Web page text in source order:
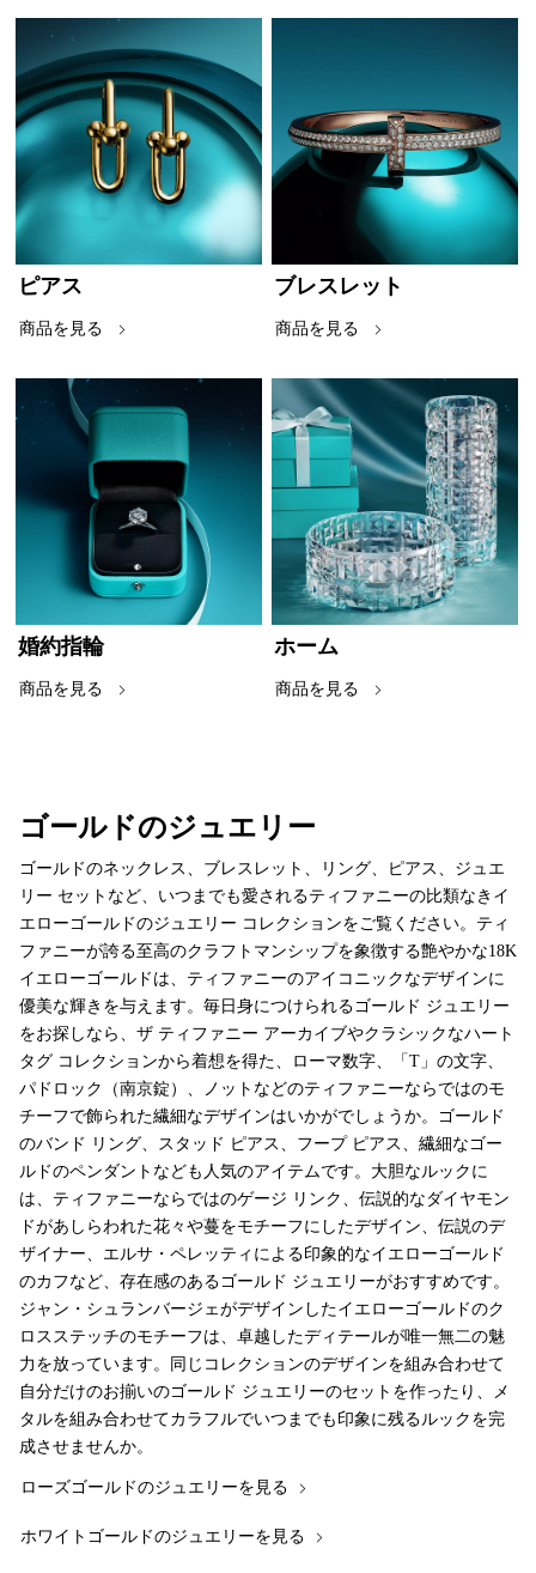
ピアス
商品を見る
ブレスレット
商品を見る
婚約指輪
商品を見る
ホーム
商品を見る
ゴールドのジュエリー
ゴールドのネックレス、ブレスレット、リング、ピアス、ジュエ
リー セットなど、いつまでも愛されるティファニーの比類なきイ
エローゴールドのジュエリー コレクションをご覧ください。ティ
ファニーが誇る至高のクラフトマンシップを象徴する艶やかな18K
イエローゴールドは、ティファニーのアイコニックなデザインに
優美な輝きを与えます。毎日身につけられるゴールド ジュエリー
をお探しなら、ザ ティファニー アーカイブやクラシックなハート
タグ コレクションから着想を得た、ローマ数字、「T」の文字、
パドロック（南京錠）、ノットなどのティファニーならではのモ
チーフで飾られた繊細なデザインはいかがでしょうか。ゴールド
のバンド リング、スタッド ピアス、フープ ピアス、繊細なゴー
ルドのペンダントなども人気のアイテムです。大胆なルックに
は、ティファニーならではのゲージ リンク、伝説的なダイヤモン
ドがあしらわれた花々や蔓をモチーフにしたデザイン、伝説のデ
ザイナー、エルサ・ペレッティによる印象的なイエローゴールド
のカフなど、存在感のあるゴールド ジュエリーがおすすめです。
ジャン・シュランバージェがデザインしたイエローゴールドのク
ロスステッチのモチーフは、卓越したディテールが唯一無二の魅
力を放っています。同じコレクションのデザインを組み合わせて
自分だけのお揃いのゴールド ジュエリーのセットを作ったり、メ
タルを組み合わせてカラフルでいつまでも印象に残るルックを完
成させませんか。
ローズゴールドのジュエリーを見る
ホワイトゴールドのジュエリーを見る